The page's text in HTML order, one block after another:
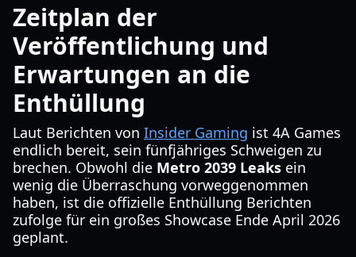
Zeitplan der
Veröffentlichung und
Erwartungen an die
Enthüllung
Laut Berichten von Insider Gaming ist 4A Games
endlich bereit, sein fünfjähriges Schweigen zu
brechen. Obwohl die Metro 2039 Leaks ein
wenig die Überraschung vorweggenommen
haben, ist die offizielle Enthüllung Berichten
zufolge für ein großes Showcase Ende April 2026
geplant.